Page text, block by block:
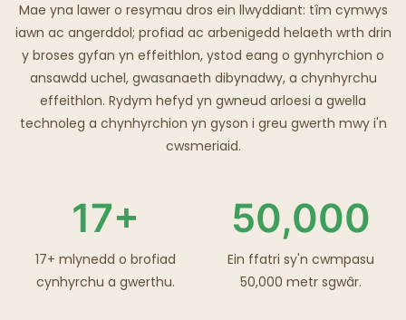
Mae yna lawer o resymau dros ein llwyddiant: tîm cymwys
iawn ac angerddol; profiad ac arbenigedd helaeth wrth drin
y broses gyfan yn effeithlon, ystod eang o gynhyrchion o
ansawdd uchel, gwasanaeth dibynadwy, a chynhyrchu
effeithlon. Rydym hefyd yn gwneud arloesi a gwella
technoleg a chynhyrchion yn gyson i greu gwerth mwy i'n
cwsmeriaid.
17+
17+ mlynedd o brofiad
cynhyrchu a gwerthu.
50,000
Ein ffatri sy'n cwmpasu
50,000 metr sgwâr.